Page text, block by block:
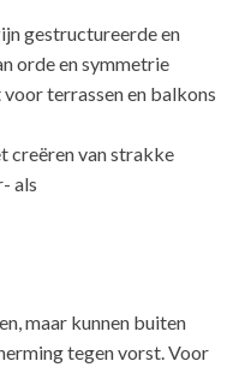
gestructureerde en
orde en symmetrie
terrassen en balkons
creëren van strakke
als
maar kunnen buiten
tegen vorst. Voor